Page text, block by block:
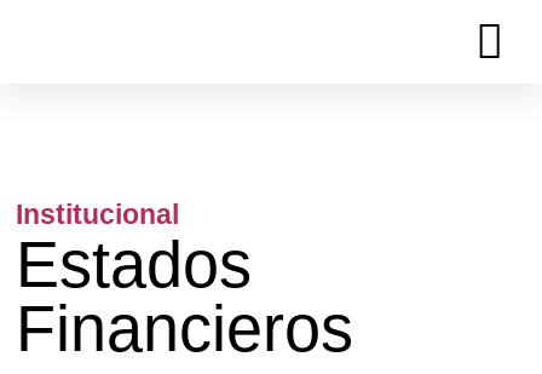
Institucional
Estados
Financieros